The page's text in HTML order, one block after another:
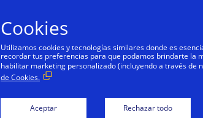
Cookies
Utilizamos cookies y tecnologías similares donde es
recordar tus preferencias para que podamos brindarte la
habilitar marketing personalizado (incluyendo a través de
de Cookies.
Aceptar Rechazar todo